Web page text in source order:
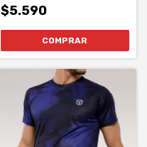
$5.590
COMPRAR